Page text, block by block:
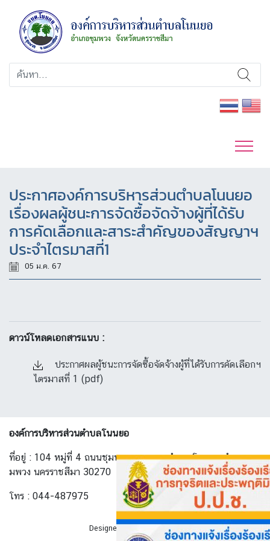
ประกาศองค์การบริหารส่วนตำบลโนนยอ
เรื่องผลผู้ชนะการจัดซื้อจัดจ้างผู้ที่ได้รับ
การคัดเลือกและสาระสำคัญของสัญญาฯ
ประจำไตรมาสที่1
05 ม.ค. 67
ดาวน์โหลดเอกสารแนบ :
ประกาศผลผู้ชนะการจัดซื้อจัดจ้างผู้ที่ได้รับการคัดเลือกฯ
ไตรมาสที่ 1 (pdf)
องค์การบริหารส่วนตำบลโนนยอ
ที่อยู่ : 104 หมู่ที่ 4 ถนนชุมพวง-ทางพาด ตำบล โนนยอ อำเภอ ชุ
มพวง นครราชสีมา 30270
โทร : 044-487975
Designed By AllwebGroup